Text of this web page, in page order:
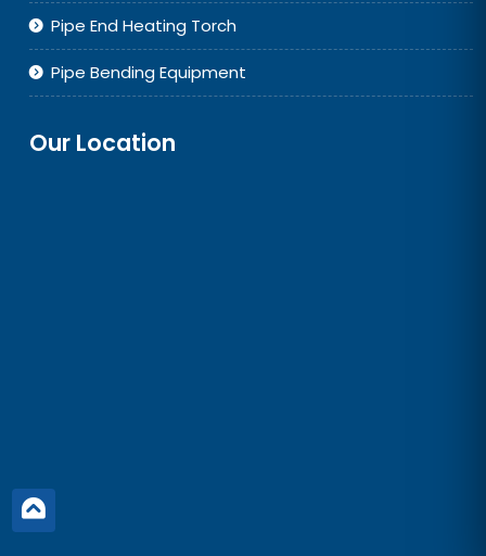
Pipe End Heating Torch
Pipe Bending Equipment
Our Location